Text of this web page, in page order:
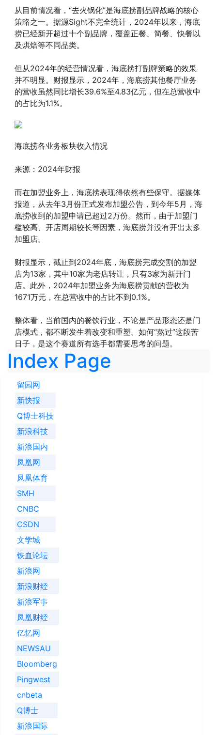
从目前情况看，“去火锅化”是海底捞副品牌战略的核心
策略之一。据源Sight不完全统计，2024年以来，海底
捞已经新开超过十个副品牌，覆盖正餐、简餐、快餐以
及烘焙等不同品类。
但从2024年的经营情况看，海底捞打副牌策略的效果
并不明显。财报显示，2024年，海底捞其他餐厅业务
的营收虽然同比增长39.6%至4.83亿元，但在总营收中
的占比为1.1%。
海底捞各业务板块收入情况
来源：2024年财报
而在加盟业务上，海底捞表现得依然有些保守。据媒体
报道，从去年3月份正式发布加盟公告，到今年5月，海
底捞收到的加盟申请已超过2万份。然而，由于加盟门
槛较高、开店周期较长等因素，海底捞并没有开出太多
加盟店。
财报显示，截止到2024年底，海底捞完成交割的加盟
店为13家，其中10家为老店转让，只有3家为新开门
店。此外，2024年加盟业务为海底捞贡献的营收为
1671万元，在总营收中的占比不到0.1%。
整体看，当前国内的餐饮行业，不论是产品形态还是门
店模式，都不断发生着改变和重塑。如何“熬过”这段苦
日子，是这个赛道所有选手都需要思考的问题。
Index Page
留园网
新快报
Q博士科技
新浪科技
新浪国内
凤凰网
凤凰体育
SMH
CNBC
CSDN
文学城
铁血论坛
新浪网
新浪财经
新浪军事
凤凰财经
亿忆网
NEWSAU
Bloomberg
Pingwest
cnbeta
Q博士
新浪国际